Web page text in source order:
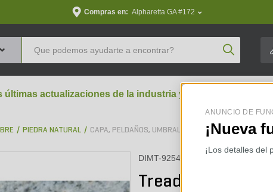
Compras en: Alpharetta GA #172
Product
últimas actualizaciones de la industria y perspectivas
PIEDRA NATURAL CAPA, PELDAÑOS, UMBRAL DE PIEDRA DIMENSIONAL Y
DIMT-9254
Tread Hispania
ANUNCIO DE
¡Nueva
¡Los detalles del